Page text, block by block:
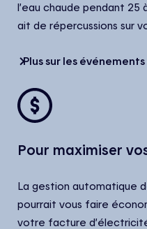
l’eau chaude pendant 25
ait de répercussions sur
Plus sur les
Pour maximiser
La gestion automatique
pourrait vous faire
votre facture